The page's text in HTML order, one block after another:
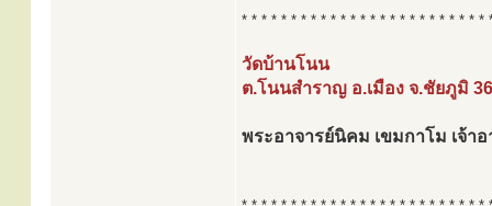
* * * * * * * * * * * * * * * * * * * * * * * * *
วัดบ้านโนน
ต.โนนสำราญ อ.เมือง จ.ชัยภูมิ
พระอาจารย์นิคม เขมกาโม เจ้าอ